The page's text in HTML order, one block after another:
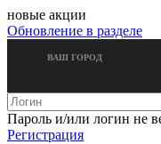
новые акции
Обновление в разделе
ВАШ ГОРОД
Пароль и/или логин не
Регистрация